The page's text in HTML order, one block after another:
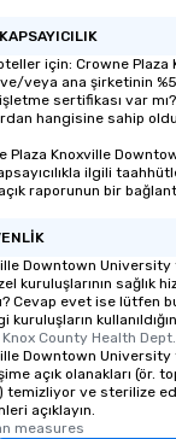
için: Crowne
veya ana şirketinin
sertifikası var
hangisine sahip
Plaza Knoxville
ilgili
raporunun bir
Downtown
kuruluşlarının sağlık
Cevap evet ise lütfen
County Health
Downtown University
açık olanakları (ör.
ve sterilize
açıklayın.
measures